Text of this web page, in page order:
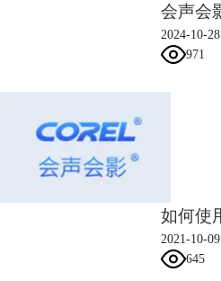
2024-10-28
971
2021-10-09
645